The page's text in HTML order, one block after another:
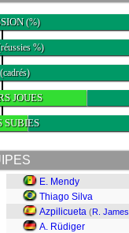
(%)
%)
(cadrés)
JOUES
SUBIES
E. Mendy
Thiago Silva
Azpilicueta (R. James
A. Rüdiger